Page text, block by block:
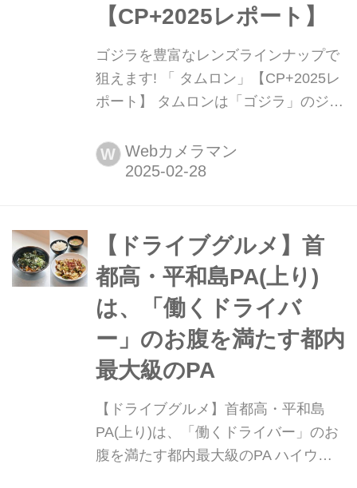
【CP+2025レポート】
ゴジラを豊富なレンズラインナップで
狙えます! 「 タムロン」【CP+2025レ
ポート】 タムロンは「ゴジラ」のジオ
のマウント別に充実したタムロンのレ
ンズが試せるブース展開になってま
W Webカメラマン
【ドライブグルメ】首
都高・平和島PA(上り)
は、「働くドライバ
ー」のお腹を満たす都内
最大級のPA
【ドライブグルメ】首都高・平和島
PA(上り)は、「働くドライバー」のお
腹を満たす都内最大級のPA ハイウエ